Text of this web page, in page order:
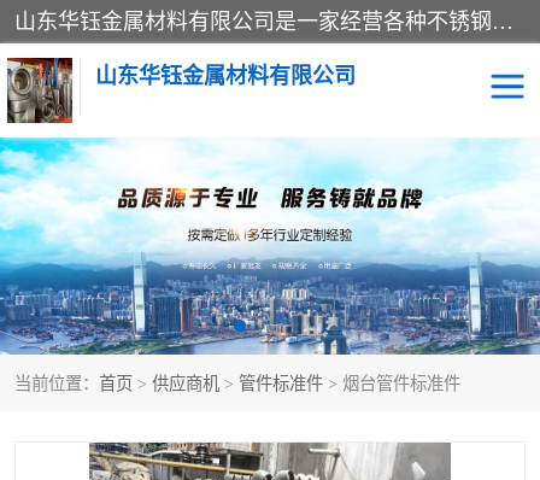
山东华钰金属材料有限公司是一家经营各种不锈钢管材、板材、圆钢、法兰、封头、型材等产品的公司；主营产品有：不锈钢管，激光切割，管件标准件，不锈钢圆钢，不锈钢人孔，不锈钢亮管，不锈钢角钢，不锈钢加工，不锈钢管子，不锈钢工业方管，不锈钢封头，不锈钢法兰，不锈钢阀门，不锈钢槽钢，不锈钢扁钢，不锈钢板等；可为客户制作各种规格的型材及不锈钢配件、非标准件及各种容器具等，能满足客户的不同采购要求。
山东华钰金属材料有限公司
当前位置： 首页 > 供应商机 > 管件标准件 > 烟台管件标准件
不锈钢管 激光切割
管件标准件 不锈钢圆钢
不锈钢人孔 不锈钢亮管
不锈钢角钢 不锈钢加工
不锈钢板 不锈钢工业方管